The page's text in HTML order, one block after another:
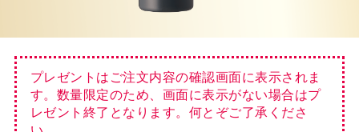
プレゼントはご注文内容の確認画面に表示されま
す。数量限定のため、画面に表示がない場合はプ
レゼント終了となります。何とぞご了承くださ